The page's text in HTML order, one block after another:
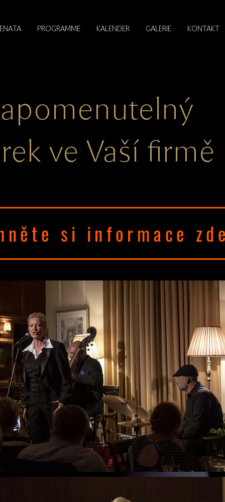
PROGRAMME KALENDER GALERIE KONTAKT
ve Vaší firmě
si informace